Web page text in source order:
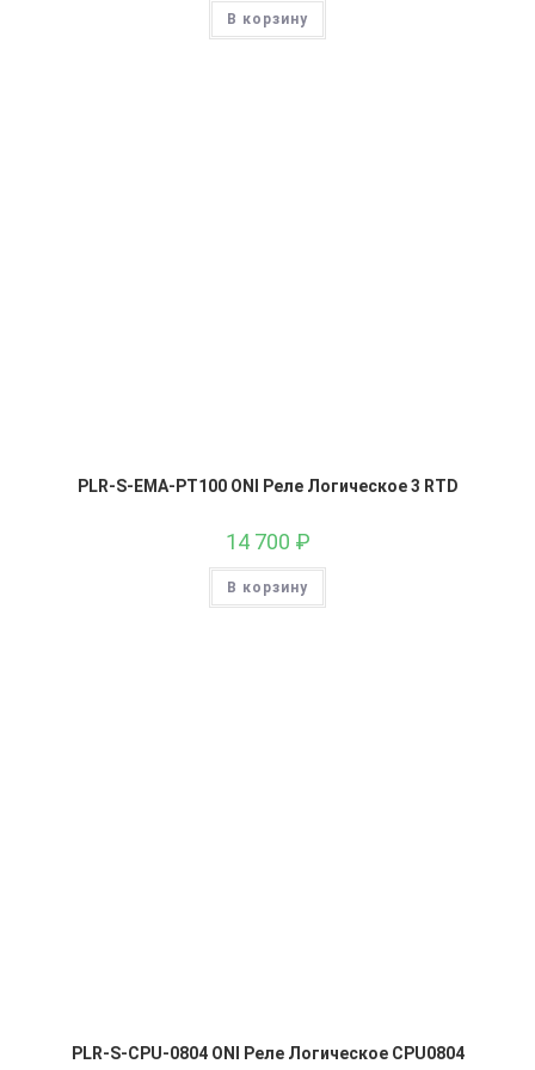
В корзину
PLR-S-EMA-PT100 ONI Реле Логическое 3 RTD
14 700 ₽
В корзину
PLR-S-CPU-0804 ONI Реле Логическое CPU0804